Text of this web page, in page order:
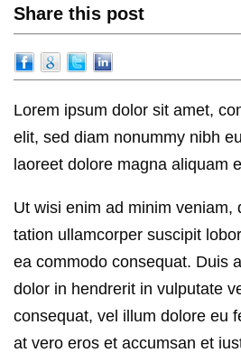
Share this post
Lorem ipsum dolor sit amet,
elit, sed diam nonummy nibh
laoreet dolore magna aliquam
Ut wisi enim ad minim veniam,
tation ullamcorper suscipit
ea commodo consequat. Duis
dolor in hendrerit in vulputate
consequat, vel illum dolore eu
at vero eros et accumsan et